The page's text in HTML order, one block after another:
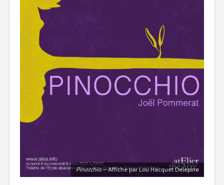
Pinocchio– Affiche par Lou Hacquet Delepine